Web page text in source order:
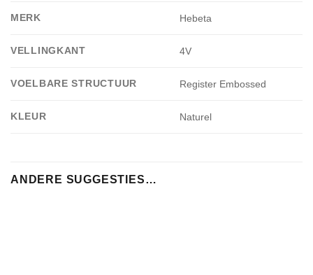
MERK Hebeta
VELLINGKANT 4V
VOELBARE STRUCTUUR Register Embossed
KLEUR Naturel
ANDERE SUGGESTIES…